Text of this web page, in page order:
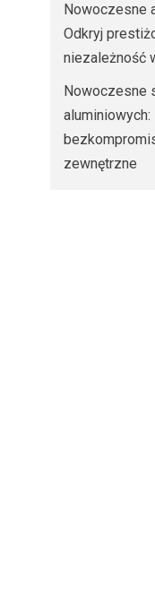
Nowoczesne
Odkryj
niezależność
Nowoczesne
zewnętrzne